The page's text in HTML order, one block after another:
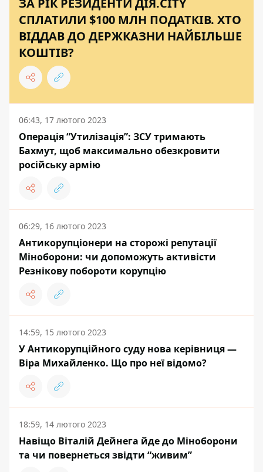
ЗА РІК РЕЗИДЕНТИ ДІЯ.CITY
СПЛАТИЛИ $100 МЛН ПОДАТКІВ. ХТО
ВІДДАВ ДО ДЕРЖКАЗНИ НАЙБІЛЬШЕ
КОШТІВ?
06:43, 17 лютого 2023
Операція “Утилізація”: ЗСУ тримають
Бахмут, щоб максимально обезкровити
російську армію
06:29, 16 лютого 2023
Антикорупціонери на сторожі репутації
Міноборони: чи допоможуть активісти
Резнікову побороти корупцію
14:59, 15 лютого 2023
У Антикорупційного суду нова керівниця —
Віра Михайленко. Що про неї відомо?
18:59, 14 лютого 2023
Навіщо Віталій Дейнега йде до Міноборони
та чи повернеться звідти “живим”